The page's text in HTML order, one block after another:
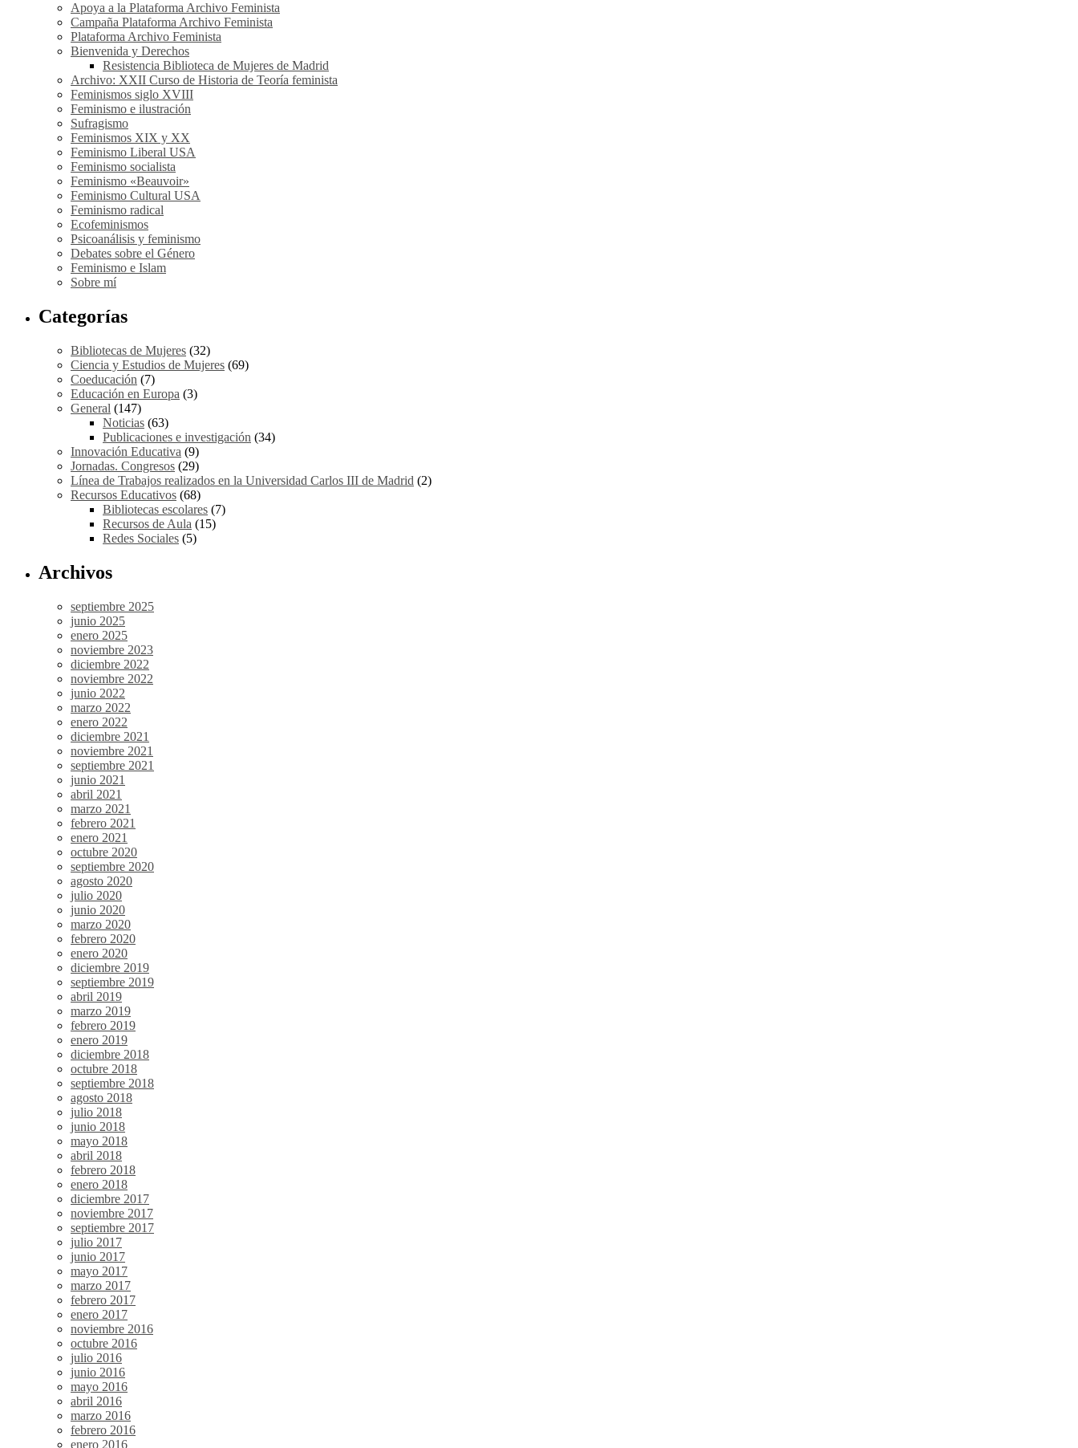
Apoya a la Plataforma Archivo Feminista
Campaña Plataforma Archivo Feminista
Plataforma Archivo Feminista
Bienvenida y Derechos
Resistencia Biblioteca de Mujeres de Madrid
Archivo: XXII Curso de Historia de Teoría feminista
Feminismos siglo XVIII
Feminismo e ilustración
Sufragismo
Feminismos XIX y XX
Feminismo Liberal USA
Feminismo socialista
Feminismo «Beauvoir»
Feminismo Cultural USA
Feminismo radical
Ecofeminismos
Psicoanálisis y feminismo
Debates sobre el Género
Feminismo e Islam
Sobre mí
Categorías
Bibliotecas de Mujeres (32)
Ciencia y Estudios de Mujeres (69)
Coeducación (7)
Educación en Europa (3)
General (147)
Noticias (63)
Publicaciones e investigación (34)
Innovación Educativa (9)
Jornadas. Congresos (29)
Línea de Trabajos realizados en la Universidad Carlos III de Madrid (2)
Recursos Educativos (68)
Bibliotecas escolares (7)
Recursos de Aula (15)
Redes Sociales (5)
Archivos
septiembre 2025
junio 2025
enero 2025
noviembre 2023
diciembre 2022
noviembre 2022
junio 2022
marzo 2022
enero 2022
diciembre 2021
noviembre 2021
septiembre 2021
junio 2021
abril 2021
marzo 2021
febrero 2021
enero 2021
octubre 2020
septiembre 2020
agosto 2020
julio 2020
junio 2020
marzo 2020
febrero 2020
enero 2020
diciembre 2019
septiembre 2019
abril 2019
marzo 2019
febrero 2019
enero 2019
diciembre 2018
octubre 2018
septiembre 2018
agosto 2018
julio 2018
junio 2018
mayo 2018
abril 2018
febrero 2018
enero 2018
diciembre 2017
noviembre 2017
septiembre 2017
julio 2017
junio 2017
mayo 2017
marzo 2017
febrero 2017
enero 2017
noviembre 2016
octubre 2016
julio 2016
junio 2016
mayo 2016
abril 2016
marzo 2016
febrero 2016
enero 2016